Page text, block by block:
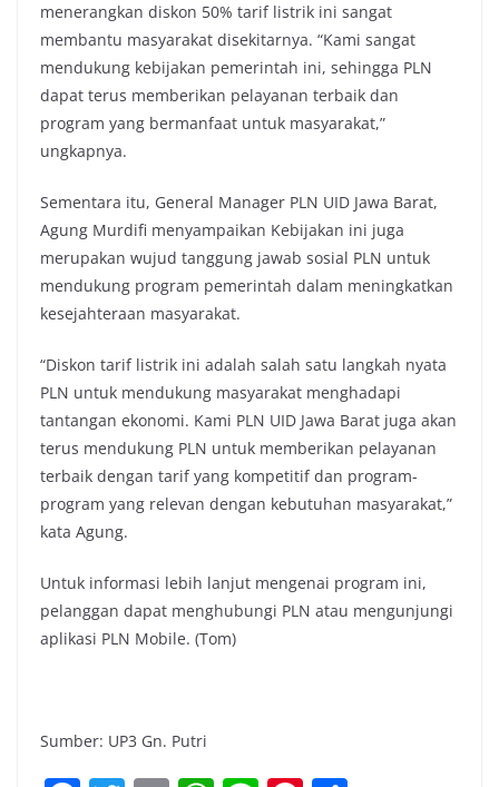
menerangkan diskon 50% tarif listrik ini sangat
membantu masyarakat disekitarnya. “Kami sangat
mendukung kebijakan pemerintah ini, sehingga PLN
dapat terus memberikan pelayanan terbaik dan
program yang bermanfaat untuk masyarakat,”
ungkapnya.
Sementara itu, General Manager PLN UID Jawa Barat,
Agung Murdifi menyampaikan Kebijakan ini juga
merupakan wujud tanggung jawab sosial PLN untuk
mendukung program pemerintah dalam meningkatkan
kesejahteraan masyarakat.
“Diskon tarif listrik ini adalah salah satu langkah nyata
PLN untuk mendukung masyarakat menghadapi
tantangan ekonomi. Kami PLN UID Jawa Barat juga akan
terus mendukung PLN untuk memberikan pelayanan
terbaik dengan tarif yang kompetitif dan program-
program yang relevan dengan kebutuhan masyarakat,”
kata Agung.
Untuk informasi lebih lanjut mengenai program ini,
pelanggan dapat menghubungi PLN atau mengunjungi
aplikasi PLN Mobile. (Tom)
Sumber: UP3 Gn. Putri